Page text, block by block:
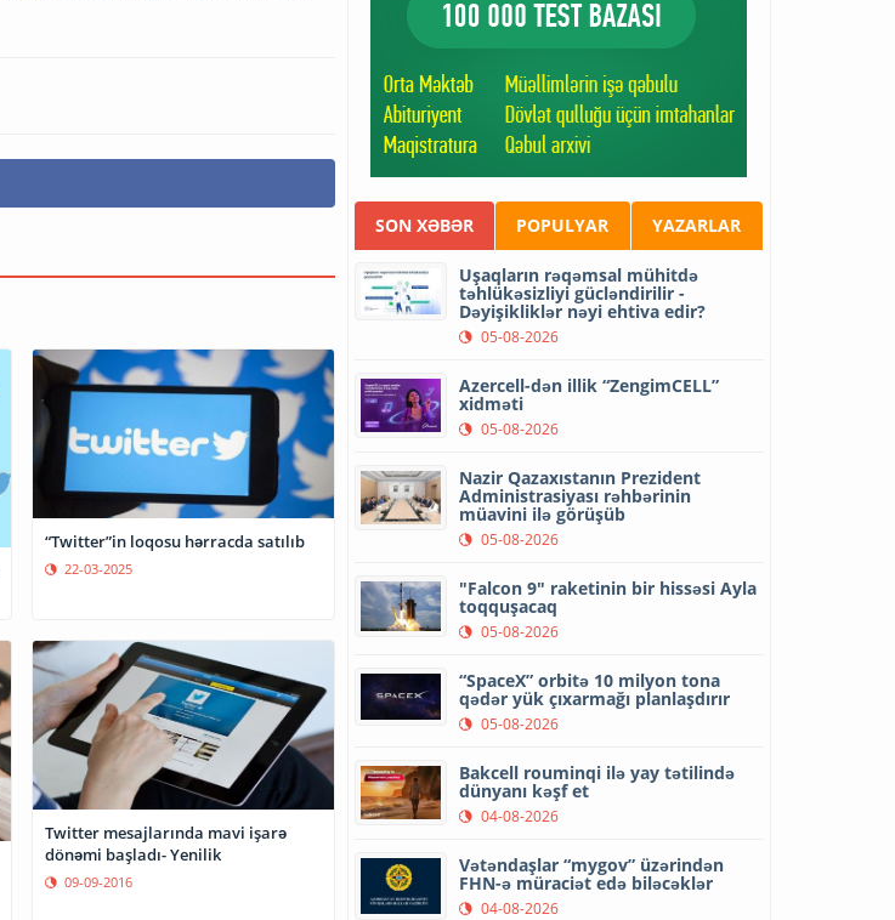
“Twitter”in loqosu hərracda satılıb
22-03-2025
Twitter mesajlarında mavi işarə
dönəmi başladı- Yenilik
09-09-2016
SON XƏBƏR POPULYAR YAZARLAR
Uşaqların rəqəmsal mühitdə
təhlükəsizliyi gücləndirilir -
Dəyişikliklər nəyi ehtiva edir?
05-08-2026
Azercell-dən illik “ZengimCELL”
xidməti
05-08-2026
Nazir Qazaxıstanın Prezident
Administrasiyası rəhbərinin
müavini ilə görüşüb
05-08-2026
"Falcon 9" raketinin bir hissəsi Ayla
toqquşacaq
05-08-2026
“SpaceX” orbitə 10 milyon tona
qədər yük çıxarmağı planlaşdırır
05-08-2026
Bakcell rouminqi ilə yay tətilində
dünyanı kəşf et
04-08-2026
Vətəndaşlar “mygov” üzərindən
FHN-ə müraciət edə biləcəklər
04-08-2026